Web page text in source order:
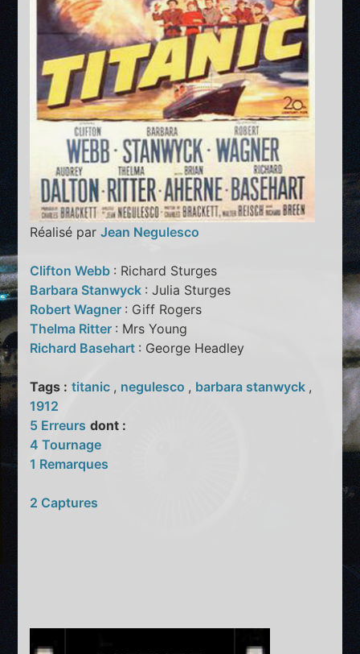
Réalisé parJean Negulesco
Clifton Webb : Richard Sturges
Barbara Stanwyck : Julia Sturges
Robert Wagner : Giff Rogers
Thelma Ritter : Mrs Young
Richard Basehart : George Headley
Tags : titanic , negulesco , barbara stanwyck ,
1912
5 Erreurs dont :
4 Tournage
1 Remarques
2 Captures